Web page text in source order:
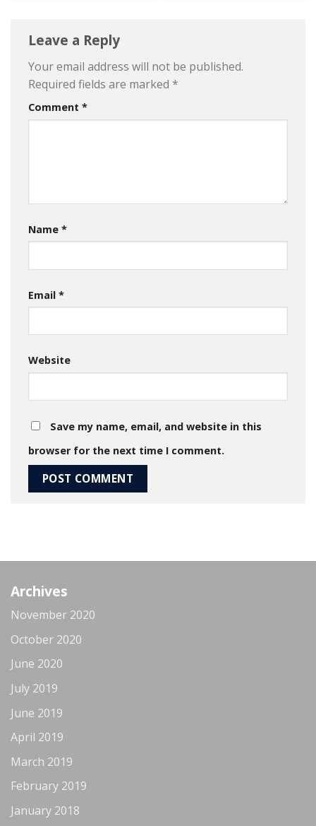
Leave a Reply
Your email address will not be published.
Required fields are marked *
Comment *
Name *
Email *
Website
Save my name, email, and website in this
browser for the next time I comment.
Archives
November 2020
October 2020
June 2020
July 2019
June 2019
April 2019
March 2019
February 2019
January 2018